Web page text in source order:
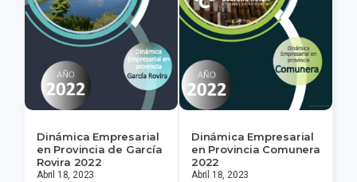
Dinámica Empresarial
en Provincia de García
Rovira 2022
Abril 18, 2023
Dinámica Empresarial
en Provincia Comunera
2022
Abril 18, 2023